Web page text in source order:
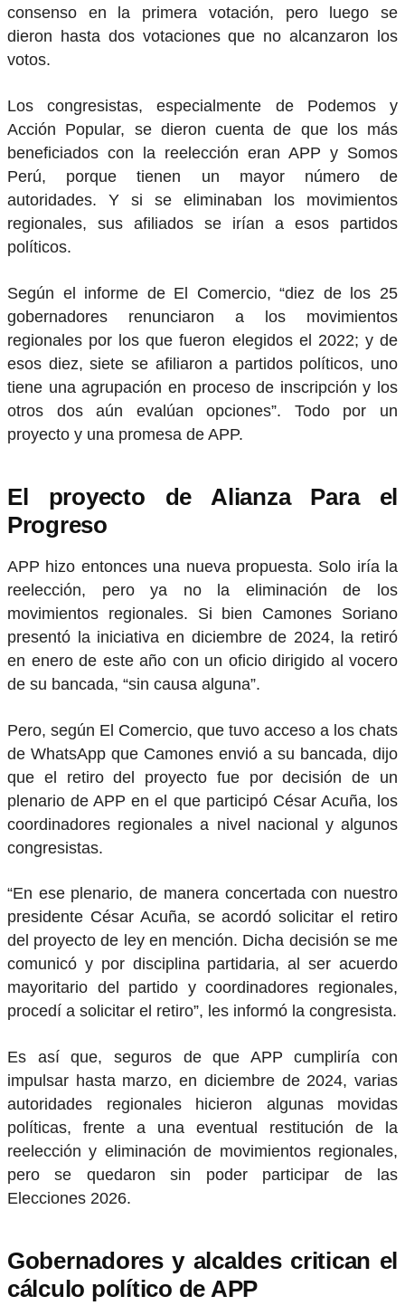
consenso en la primera votación, pero luego se
dieron hasta dos votaciones que no alcanzaron los
votos.
Los congresistas, especialmente de Podemos y
Acción Popular, se dieron cuenta de que los más
beneficiados con la reelección eran APP y Somos
Perú, porque tienen un mayor número de
autoridades. Y si se eliminaban los movimientos
regionales, sus afiliados se irían a esos partidos
políticos.
Según el informe de El Comercio, “diez de los 25
gobernadores renunciaron a los movimientos
regionales por los que fueron elegidos el 2022; y de
esos diez, siete se afiliaron a partidos políticos, uno
tiene una agrupación en proceso de inscripción y los
otros dos aún evalúan opciones”. Todo por un
proyecto y una promesa de APP.
El proyecto de Alianza Para el
Progreso
APP hizo entonces una nueva propuesta. Solo iría la
reelección, pero ya no la eliminación de los
movimientos regionales. Si bien Camones Soriano
presentó la iniciativa en diciembre de 2024, la retiró
en enero de este año con un oficio dirigido al vocero
de su bancada, “sin causa alguna”.
Pero, según El Comercio, que tuvo acceso a los chats
de WhatsApp que Camones envió a su bancada, dijo
que el retiro del proyecto fue por decisión de un
plenario de APP en el que participó César Acuña, los
coordinadores regionales a nivel nacional y algunos
congresistas.
“En ese plenario, de manera concertada con nuestro
presidente César Acuña, se acordó solicitar el retiro
del proyecto de ley en mención. Dicha decisión se me
comunicó y por disciplina partidaria, al ser acuerdo
mayoritario del partido y coordinadores regionales,
procedí a solicitar el retiro”, les informó la congresista.
Es así que, seguros de que APP cumpliría con
impulsar hasta marzo, en diciembre de 2024, varias
autoridades regionales hicieron algunas movidas
políticas, frente a una eventual restitución de la
reelección y eliminación de movimientos regionales,
pero se quedaron sin poder participar de las
Elecciones 2026.
Gobernadores y alcaldes critican el
cálculo político de APP